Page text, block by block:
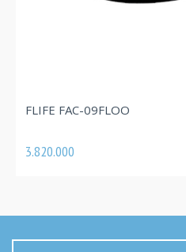
FLIFE FAC-09FLOO
3.820.000